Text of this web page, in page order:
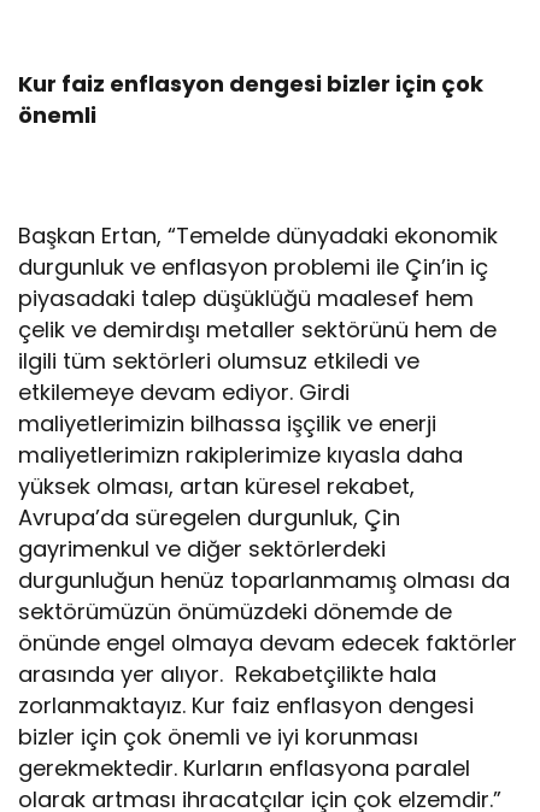
Kur faiz enflasyon dengesi bizler için çok
önemli
Başkan Ertan, “Temelde dünyadaki ekonomik
durgunluk ve enflasyon problemi ile Çin’in iç
piyasadaki talep düşüklüğü maalesef hem
çelik ve demirdışı metaller sektörünü hem de
ilgili tüm sektörleri olumsuz etkiledi ve
etkilemeye devam ediyor. Girdi
maliyetlerimizin bilhassa işçilik ve enerji
maliyetlerimizn rakiplerimize kıyasla daha
yüksek olması, artan küresel rekabet,
Avrupa’da süregelen durgunluk, Çin
gayrimenkul ve diğer sektörlerdeki
durgunluğun henüz toparlanmamış olması da
sektörümüzün önümüzdeki dönemde de
önünde engel olmaya devam edecek faktörler
arasında yer alıyor. Rekabetçilikte hala
zorlanmaktayız. Kur faiz enflasyon dengesi
bizler için çok önemli ve iyi korunması
gerekmektedir. Kurların enflasyona paralel
olarak artması ihracatçılar için çok elzemdir.”